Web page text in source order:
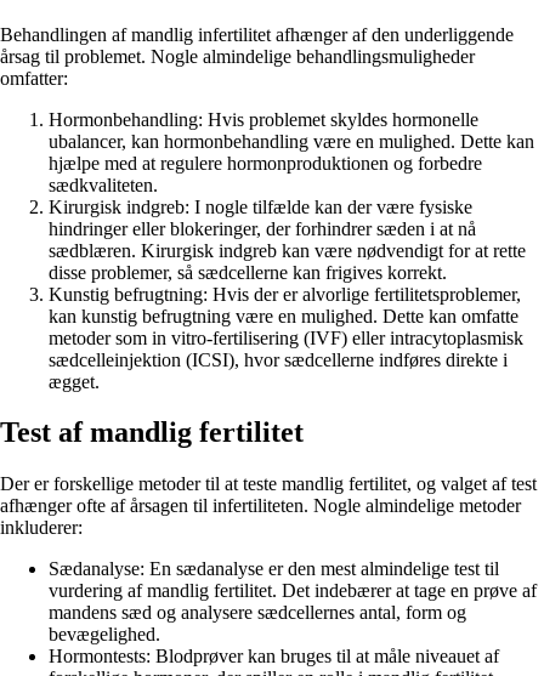
Behandlingen af mandlig infertilitet afhænger af den underliggende
årsag til problemet. Nogle almindelige behandlingsmuligheder
omfatter:
Hormonbehandling: Hvis problemet skyldes hormonelle
ubalancer, kan hormonbehandling være en mulighed. Dette kan
hjælpe med at regulere hormonproduktionen og forbedre
sædkvaliteten.
Kirurgisk indgreb: I nogle tilfælde kan der være fysiske
hindringer eller blokeringer, der forhindrer sæden i at nå
sædblæren. Kirurgisk indgreb kan være nødvendigt for at rette
disse problemer, så sædcellerne kan frigives korrekt.
Kunstig befrugtning: Hvis der er alvorlige fertilitetsproblemer,
kan kunstig befrugtning være en mulighed. Dette kan omfatte
metoder som in vitro-fertilisering (IVF) eller intracytoplasmisk
sædcelleinjektion (ICSI), hvor sædcellerne indføres direkte i
ægget.
Test af mandlig fertilitet
Der er forskellige metoder til at teste mandlig fertilitet, og valget af test
afhænger ofte af årsagen til infertiliteten. Nogle almindelige metoder
inkluderer:
Sædanalyse: En sædanalyse er den mest almindelige test til
vurdering af mandlig fertilitet. Det indebærer at tage en prøve af
mandens sæd og analysere sædcellernes antal, form og
bevægelighed.
Hormontests: Blodprøver kan bruges til at måle niveauet af